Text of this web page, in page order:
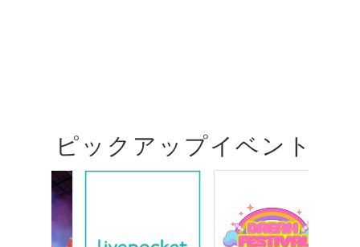
ピックアップイベント